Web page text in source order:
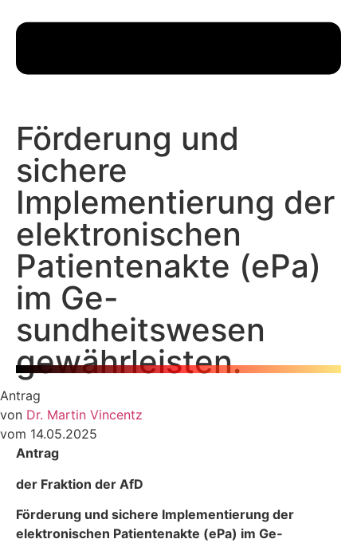
Förderung und
sichere
Implementierung der
elektronischen
Patientenakte (ePa)
im Ge-
sundheitswesen
gewährleisten.
Antrag
von Dr. Martin Vincentz
vom 14.05.2025
Antrag
der Fraktion der AfD
Förderung und sichere Implementierung der
elektronischen Patientenakte (ePa) im Ge­